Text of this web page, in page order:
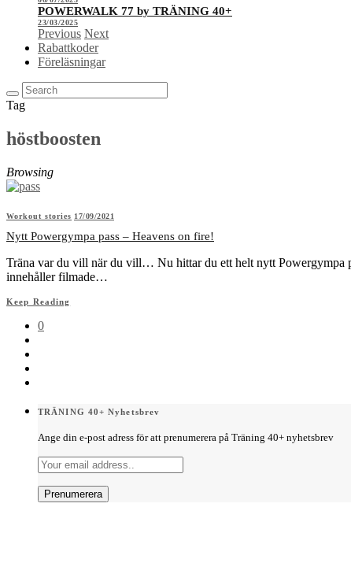
POWERWALK 77 by TRÄNING 40+
23/03/2025
Previous Next
Rabattkoder
Föreläsningar
Tag
höstboosten
Browsing
Workout stories 17/09/2021
Nytt Powergympa pass – Heavens on fire!
Träna var du vill när du vill… Nu hittar du ett helt nytt Powergympa
innehåller filmade…
Keep Reading
0
TRÄNING 40+ Nyhetsbrev
Ange din e-post adress för att prenumerera på Träning 40+ nyhetsbrev